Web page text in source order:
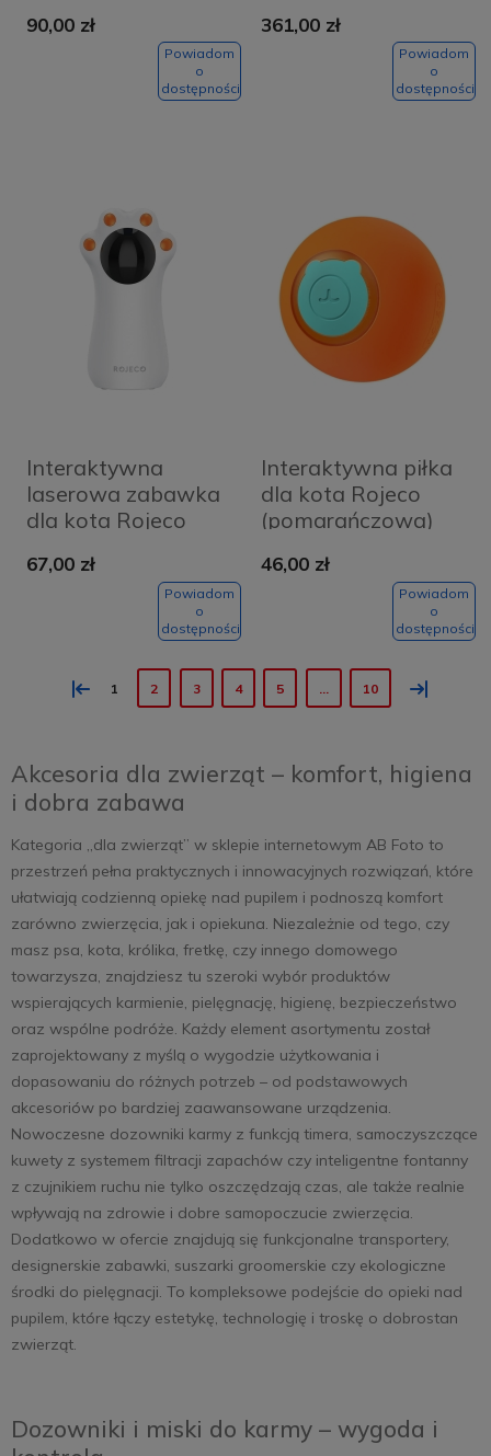
4000mAh
90,00 zł
Powiadom
o
dostępności
361,00 zł
Powiadom
o
dostępności
Interaktywna
laserowa zabawka
dla kota Rojeco
67,00 zł
Powiadom
o
dostępności
Interaktywna piłka
dla kota Rojeco
(pomarańczowa)
46,00 zł
Powiadom
o
dostępności
« 1 2 3 4 5 10 »
Akcesoria dla zwierząt – komfort, higiena
i dobra zabawa
Kategoria „dla zwierząt” w sklepie internetowym AB Foto to
przestrzeń pełna praktycznych i innowacyjnych rozwiązań, które
ułatwiają codzienną opiekę nad pupilem i podnoszą komfort
zarówno zwierzęcia, jak i opiekuna. Niezależnie od tego, czy
masz psa, kota, królika, fretkę, czy innego domowego
towarzysza, znajdziesz tu szeroki wybór produktów
wspierających karmienie, pielęgnację, higienę, bezpieczeństwo
oraz wspólne podróże. Każdy element asortymentu został
zaprojektowany z myślą o wygodzie użytkowania i
dopasowaniu do różnych potrzeb – od podstawowych
akcesoriów po bardziej zaawansowane urządzenia.
Nowoczesne dozowniki karmy z funkcją timera, samoczyszczące
kuwety z systemem filtracji zapachów czy inteligentne fontanny
z czujnikiem ruchu nie tylko oszczędzają czas, ale także realnie
wpływają na zdrowie i dobre samopoczucie zwierzęcia.
Dodatkowo w ofercie znajdują się funkcjonalne transportery,
designerskie zabawki, suszarki groomerskie czy ekologiczne
środki do pielęgnacji. To kompleksowe podejście do opieki nad
pupilem, które łączy estetykę, technologię i troskę o dobrostan
zwierząt.
Dozowniki i miski do karmy – wygoda i